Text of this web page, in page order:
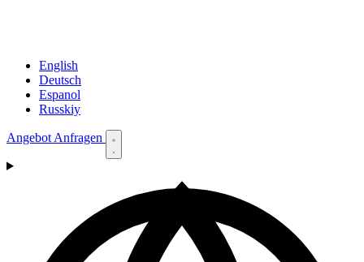
English
Deutsch
Espanol
Russkiy
Angebot Anfragen